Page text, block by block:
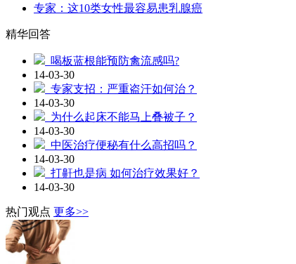
专家：这10类女性最容易患乳腺癌
精华回答
喝板蓝根能预防禽流感吗?
14-03-30
专家支招：严重盗汗如何治？
14-03-30
为什么起床不能马上叠被子？
14-03-30
中医治疗便秘有什么高招吗？
14-03-30
打鼾也是病 如何治疗效果好？
14-03-30
热门观点 更多>>